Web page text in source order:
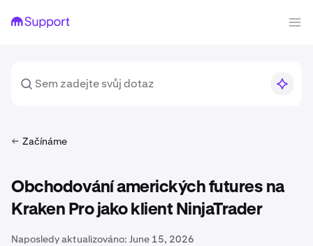
Začínáme
Obchodování amerických futures na
Kraken Pro jako klient NinjaTrader
Naposledy aktualizováno: June 15, 2026